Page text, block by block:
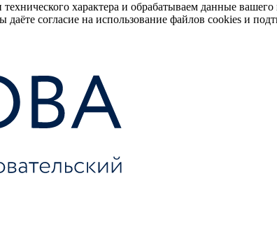
характера и обрабатываем данные
согласие на использование файлов cookies и